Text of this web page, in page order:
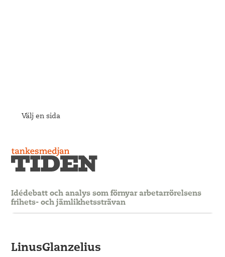
Välj en sida
Idédebatt och analys som förnyar arbetarrörelsens
frihets- och jämlikhetssträvan
LinusGlanzelius